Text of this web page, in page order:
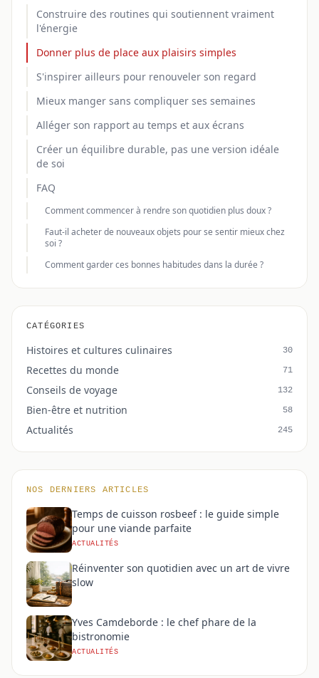
Construire des routines qui soutiennent vraiment
l'énergie
Donner plus de place aux plaisirs simples
S'inspirer ailleurs pour renouveler son regard
Mieux manger sans compliquer ses semaines
Alléger son rapport au temps et aux écrans
Créer un équilibre durable, pas une version idéale
de soi
FAQ
Comment commencer à rendre son quotidien plus doux ?
Faut-il acheter de nouveaux objets pour se sentir mieux chez
soi ?
Comment garder ces bonnes habitudes dans la durée ?
CATÉGORIES
Histoires et cultures culinaires 30
Recettes du monde 71
Conseils de voyage 132
Bien-être et nutrition 58
Actualités 245
NOS DERNIERS ARTICLES
Temps de cuisson rosbeef : le guide simple
pour une viande parfaite
ACTUALITÉS
Réinventer son quotidien avec un art de vivre
slow
Yves Camdeborde : le chef phare de la
bistronomie
ACTUALITÉS